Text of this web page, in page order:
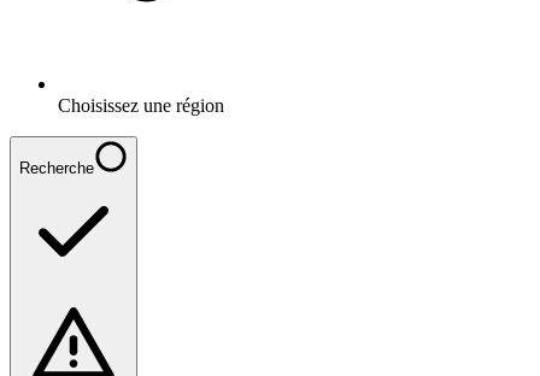
Choisissez une région
Recherche